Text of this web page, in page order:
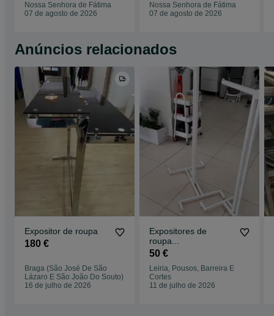
Nossa Senhora de Fátima
07 de agosto de 2026
Nossa Senhora de Fátima
07 de agosto de 2026
Anúncios relacionados
Expositor de roupa
180 €
Braga (São José De São
Lázaro E São João Do Souto)
16 de julho de 2026
Expositores de
roupa...
50 €
Leiria, Pousos, Barreira E
Cortes
11 de julho de 2026